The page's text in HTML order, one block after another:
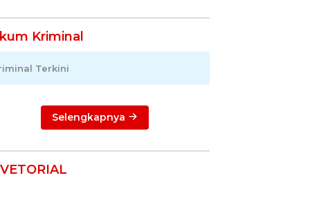
Kriminal
Terkini
Selengkapnya